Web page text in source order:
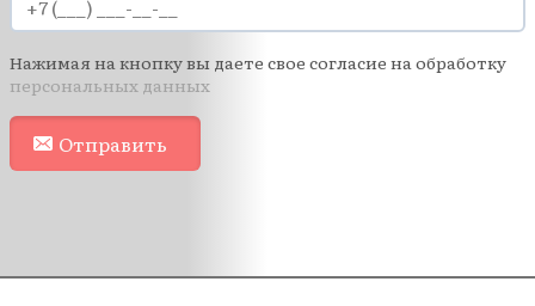
Нажимая на кнопку вы даете свое согласие на обработку
персональных данных
Отправить